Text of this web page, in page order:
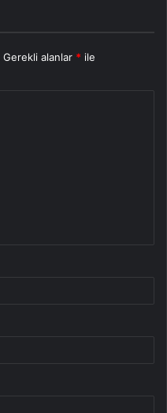
Gerekli alanlar * ile